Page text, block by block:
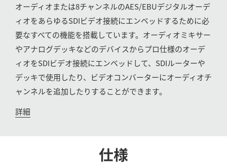
United Kingdom
United States
オーディオまたは8チャンネルのAES/EBUデジタルオーデ
ィオをあらゆるSDIビデオ接続にエンベッドするために必
要なすべての機能を搭載しています。オーディオミキサー
やアナログデッキなどのデバイスからプロ仕様のオーデ
ィオをSDIビデオ接続にエンベッドして、SDIルーターや
デッキで使用したり、ビデオコンバーターにオーディオチ
ャンネルを追加したりすることができます。
詳細
仕様